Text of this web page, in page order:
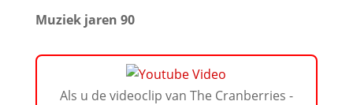
Muziek jaren 90
Als u de videoclip van The Cranberries -